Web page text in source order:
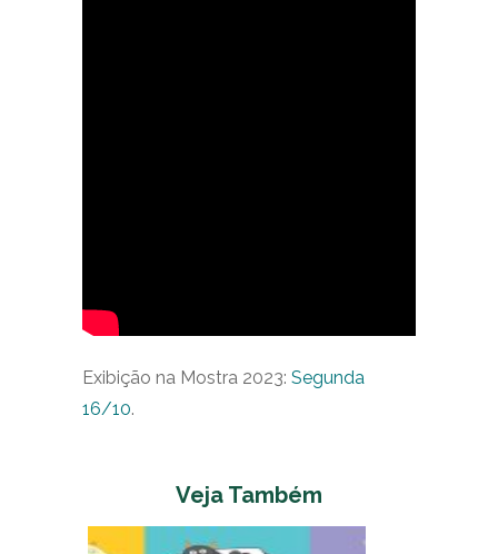
Exibição na Mostra 2023: Segunda
16/10.
Veja Também